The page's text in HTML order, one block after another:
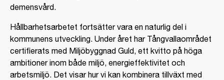
demensvård.
Hållbarhetsarbetet fortsätter vara en naturlig del i
kommunens utveckling. Under året har Tångvallaområdet
certifierats med Miljöbyggnad Guld, ett kvitto på höga
ambitioner inom både miljö, energieffektivitet och
arbetsmiljö. Det visar hur vi kan kombinera tillväxt med